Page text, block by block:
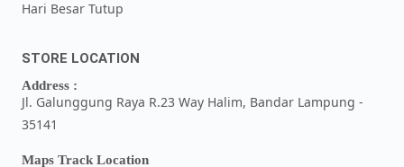
Laptop-Bag
Laptop-Chargers
Hari Besar Tutup
STORE LOCATION
Address :
Jl. Galunggung Raya R.23 Way Halim, Bandar Lampung -
35141
Maps Track Location